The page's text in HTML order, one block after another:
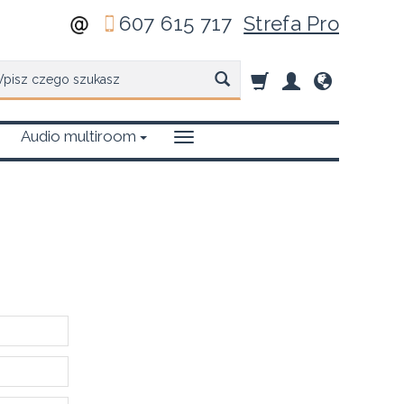
607 615 717Strefa Pro
Audio multiroom